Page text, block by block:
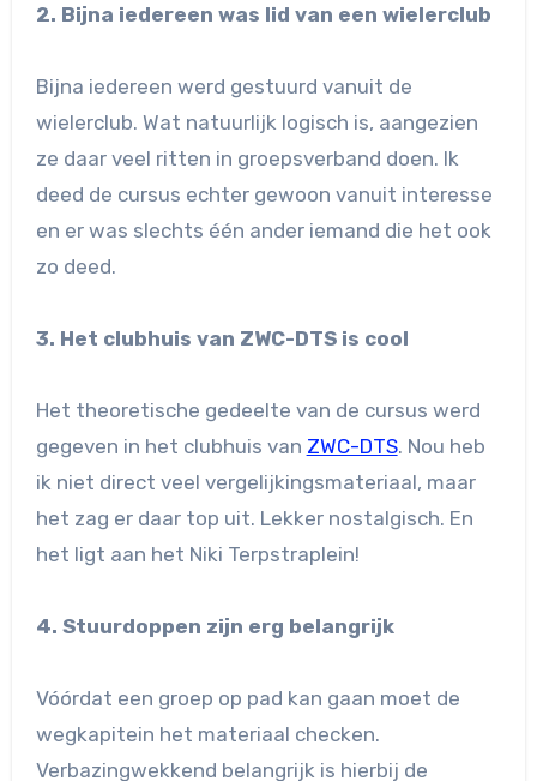
2. Bijna iedereen was lid van een wielerclub
Bijna iedereen werd gestuurd vanuit de
wielerclub. Wat natuurlijk logisch is, aangezien
ze daar veel ritten in groepsverband doen. Ik
deed de cursus echter gewoon vanuit interesse
en er was slechts één ander iemand die het ook
zo deed.
3. Het clubhuis van ZWC-DTS is cool
Het theoretische gedeelte van de cursus werd
gegeven in het clubhuis van ZWC-DTS. Nou heb
ik niet direct veel vergelijkingsmateriaal, maar
het zag er daar top uit. Lekker nostalgisch. En
het ligt aan het Niki Terpstraplein!
4. Stuurdoppen zijn erg belangrijk
Vóórdat een groep op pad kan gaan moet de
wegkapitein het materiaal checken.
Verbazingwekkend belangrijk is hierbij de